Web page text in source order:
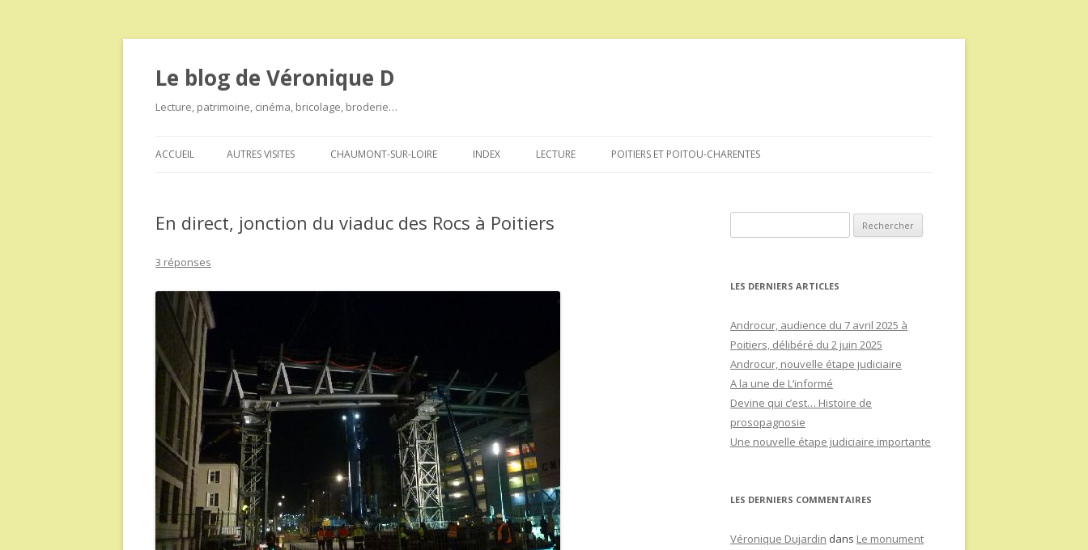
Le blog de Véronique D
Lecture, patrimoine, cinéma, bricolage, broderie…
au
ACCUEIL AUTRES VISITES CHAUMONT-SUR-LOIRE INDEX LECTURE POITIERS ET POITOU-CHARENTES
En direct, jonction du viaduc des Rocs à Poitiers
3 réponses
LES DERNIERS ARTICLES
Androcur, audience du 7 avril 2025 à
Poitiers, délibéré du 2 juin 2025
Androcur, nouvelle étape judiciaire
A la une de L’informé
Devine qui c’est… Histoire de
prosopagnosie
Une nouvelle étape judiciaire importante
LES DERNIERS COMMENTAIRES
Véronique Dujardin dans Le monument